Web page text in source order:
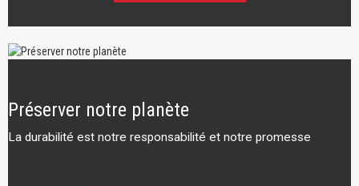
Préserver notre planète
La durabilité est notre responsabilité et notre promesse